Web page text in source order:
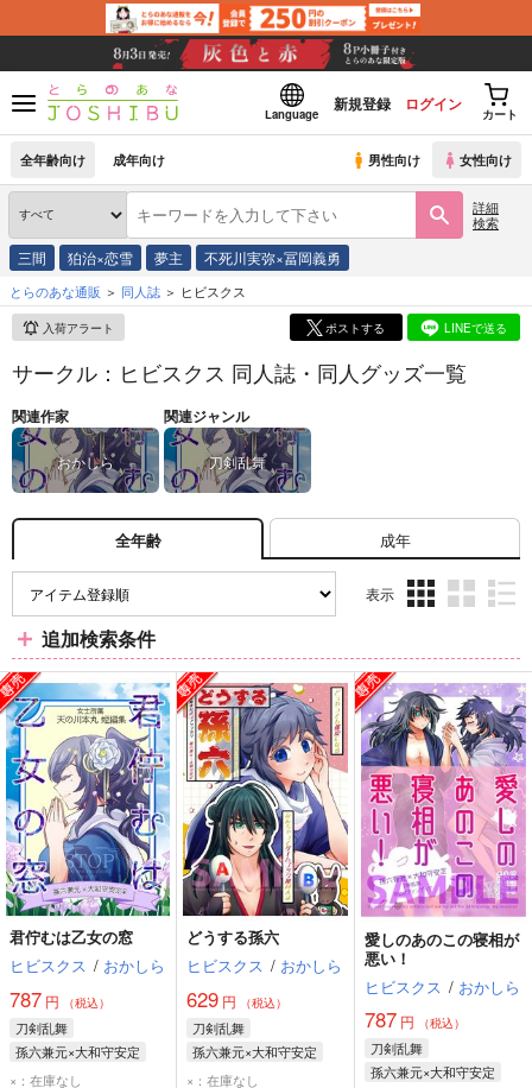
Language
新規登録 ログイン
カート
全年齢向け 成年向け 男性向け 女性向け
詳細
検索
三間 狛治×恋雪 夢主 不死川実弥×冨岡義勇
とらのあな通販 同人誌 ヒビスクス
入荷アラート ポストする LINEで送る
サークル：ヒビスクス 同人誌・同人グッズ一覧
関連作家
おかしら
関連ジャンル
刀剣乱舞
全年齢 成年
表示
ム
表
示
ム
表
示
ム
表
示
追加検索条件
君佇むは乙女の窓
ヒビスクス / おかしら
787 円 （税込）
刀剣乱舞
孫六兼元×大和守安定
孫六兼元
×：在庫なし
どうする孫六
ヒビスクス / おかしら
629 円 （税込）
刀剣乱舞
孫六兼元×大和守安定
孫六兼元
×：在庫なし
愛しのあのこの寝相が
悪い！
ヒビスクス / おかしら
787円 （税込）
刀剣乱舞
孫六兼元×大和守安定